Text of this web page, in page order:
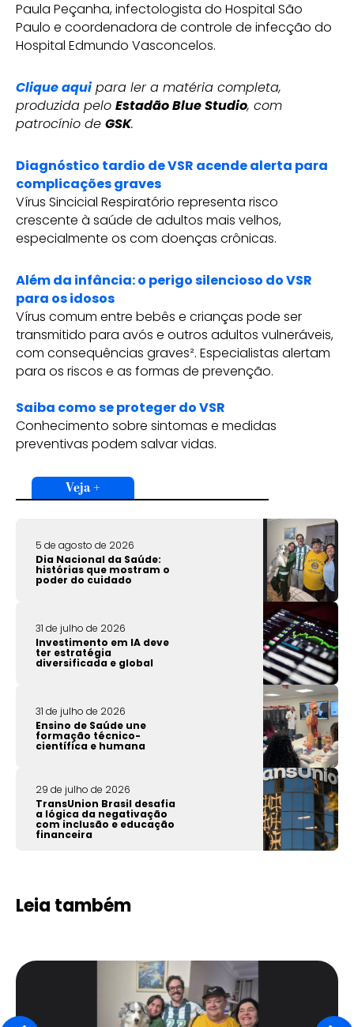
Paula Peçanha, infectologista do Hospital São
Paulo e coordenadora de controle de infecção do
Hospital Edmundo Vasconcelos.
Clique aquipara ler a matéria completa,
produzida pelo Estadão Blue Studio, com
patrocínio de GSK.
Diagnóstico tardio de VSR acende alerta para
complicações graves
Vírus Sincicial Respiratório representa risco
crescente à saúde de adultos mais velhos,
especialmente os com doenças crônicas.
Além da infância: o perigo silencioso do VSR
para os idosos
Vírus comum entre bebês e crianças pode ser
transmitido para avós e outros adultos vulneráveis,
com consequências graves². Especialistas alertam
para os riscos e as formas de prevenção.
Saiba como se proteger do VSR
Conhecimento sobre sintomas e medidas
preventivas podem salvar vidas.
Veja +
5 de agosto de 2026
Dia Nacional da Saúde:
histórias que mostram o
poder do cuidado
31 de julho de 2026
Investimento em IA deve
ter estratégia
diversificada e global
31 de julho de 2026
Ensino de Saúde une
formação técnico-
científica e humana
29 de julho de 2026
TransUnion Brasil desafia
a lógica da negativação
com inclusão e educação
financeira
Leia também